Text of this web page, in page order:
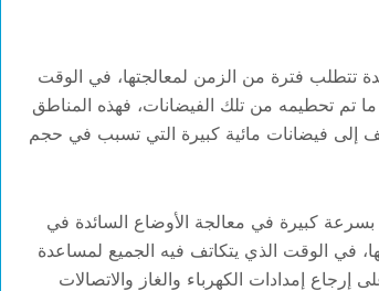
تتطلب فترة من الزمن لمعالجتها، في الوقت
ما تم تحطيمه من تلك الفيضانات، فهذه المناطق
إلى فيضانات مائية كبيرة التي تسبب في حجم
بسرعة كبيرة في معالجة الأوضاع السائدة في
في الوقت الذي يتكاتف فيه الجميع لمساعدة
إمدادات الكهرباء والغاز والاتصالات